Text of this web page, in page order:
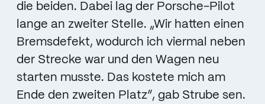
die beiden. Dabei lag der Porsche-Pilot
lange an zweiter Stelle. „Wir hatten einen
Bremsdefekt, wodurch ich viermal neben
der Strecke war und den Wagen neu
starten musste. Das kostete mich am
Ende den zweiten Platz“, gab Strube sen.